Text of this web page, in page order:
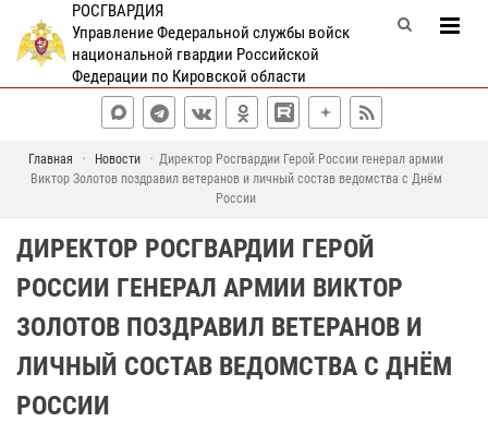
РОСГВАРДИЯ
Управление Федеральной службы войск
национальной гвардии Российской
Федерации по Кировской области
Главная Новости
Директор Росгвардии Герой России генерал армии
Виктор Золотов поздравил ветеранов и личный состав ведомства с Днём
России
ДИРЕКТОР РОСГВАРДИИ ГЕРОЙ
РОССИИ ГЕНЕРАЛ АРМИИ ВИКТОР
ЗОЛОТОВ ПОЗДРАВИЛ ВЕТЕРАНОВ И
ЛИЧНЫЙ СОСТАВ ВЕДОМСТВА С ДНЁМ
РОССИИ